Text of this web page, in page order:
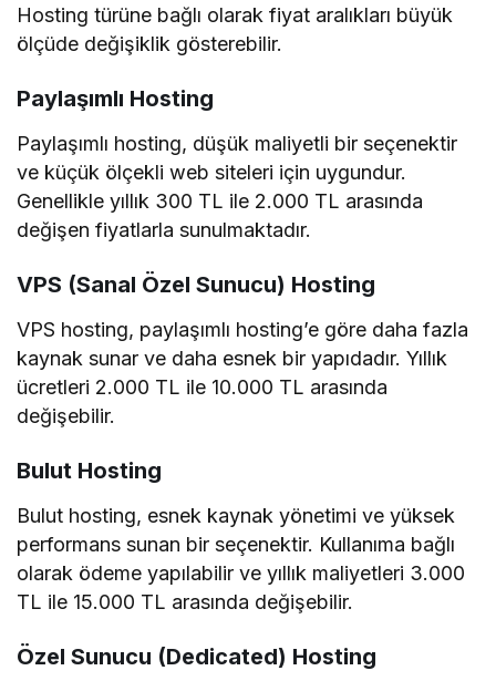
Hosting türüne bağlı olarak fiyat aralıkları büyük
ölçüde değişiklik gösterebilir.
Paylaşımlı Hosting
Paylaşımlı hosting, düşük maliyetli bir seçenektir
ve küçük ölçekli web siteleri için uygundur.
Genellikle yıllık 300 TL ile 2.000 TL arasında
değişen fiyatlarla sunulmaktadır.
VPS (Sanal Özel Sunucu) Hosting
VPS hosting, paylaşımlı hosting’e göre daha fazla
kaynak sunar ve daha esnek bir yapıdadır. Yıllık
ücretleri 2.000 TL ile 10.000 TL arasında
değişebilir.
Bulut Hosting
Bulut hosting, esnek kaynak yönetimi ve yüksek
performans sunan bir seçenektir. Kullanıma bağlı
olarak ödeme yapılabilir ve yıllık maliyetleri 3.000
TL ile 15.000 TL arasında değişebilir.
Özel Sunucu (Dedicated) Hosting